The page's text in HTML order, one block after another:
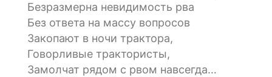
Безразмерна невидимость рва
Без ответа на массу вопросов
Закопают в ночи трактора,
Говорливые трактористы,
Замолчат рядом с рвом навсегда…